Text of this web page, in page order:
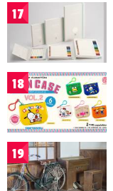
17
18
19